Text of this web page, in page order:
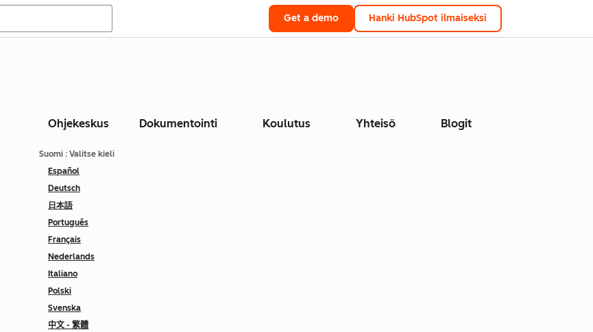
Get a demo Hanki HubSpot ilmaiseksi
Ohjekeskus Dokumentointi Koulutus Yhteisö Blogit
Suomi : Valitse kieli
Español
Deutsch
日本語
Português
Français
Nederlands
Italiano
Polski
Svenska
中文 - 繁體